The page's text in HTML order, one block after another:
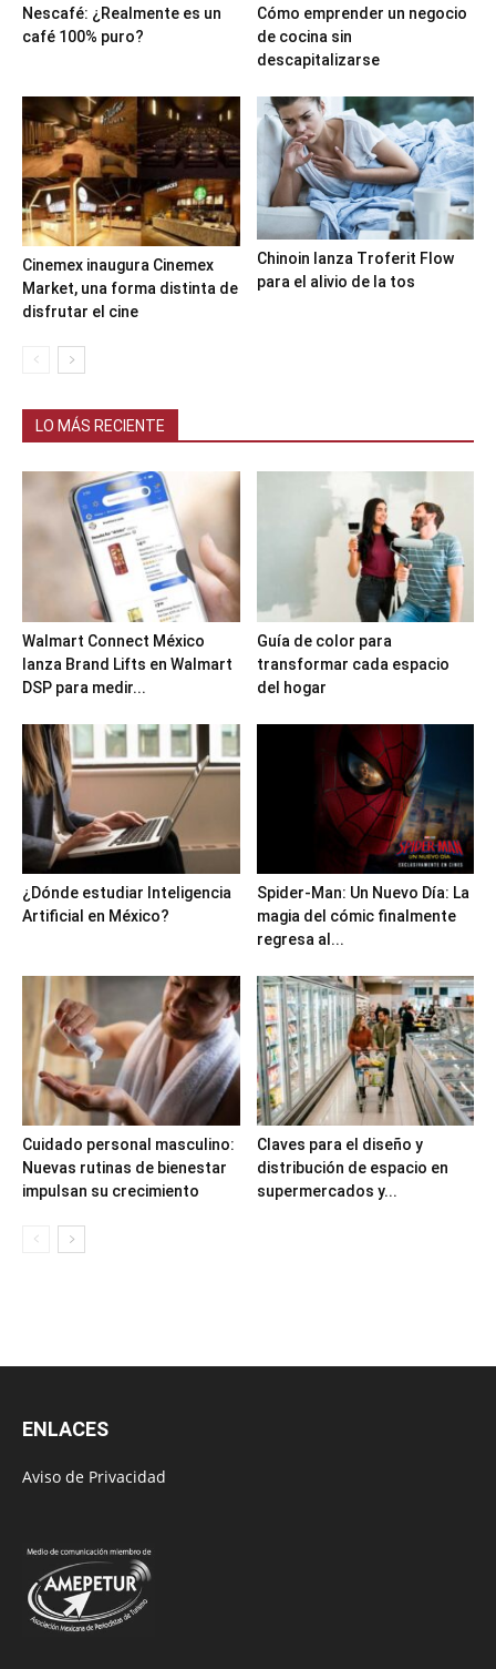
Nescafé: ¿Realmente es un
café 100% puro?
Cómo emprender un negocio
de cocina sin
descapitalizarse
Cinemex inaugura Cinemex
Market, una forma distinta de
disfrutar el cine
Chinoin lanza Troferit Flow
para el alivio de la tos
LO MÁS RECIENTE
Walmart Connect México
lanza Brand Lifts en Walmart
DSP para medir...
Guía de color para
transformar cada espacio
del hogar
¿Dónde estudiar Inteligencia
Artificial en México?
Spider-Man: Un Nuevo Día: La
magia del cómic finalmente
regresa al...
Cuidado personal masculino:
Nuevas rutinas de bienestar
impulsan su crecimiento
Claves para el diseño y
distribución de espacio en
supermercados y...
ENLACES
Aviso de Privacidad